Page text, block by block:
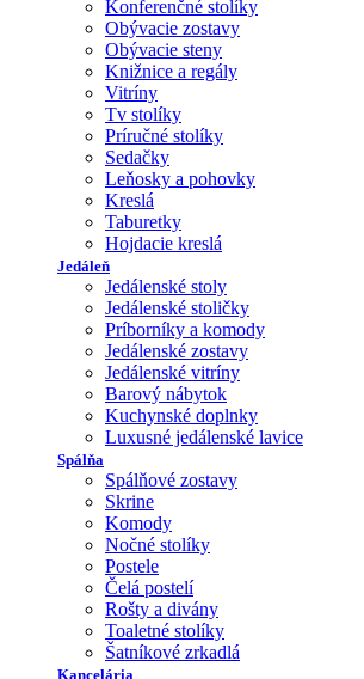
Konferenčné stolíky
Obývacie zostavy
Obývacie steny
Knižnice a regály
Vitríny
Tv stolíky
Príručné stolíky
Sedačky
Leňosky a pohovky
Kreslá
Taburetky
Hojdacie kreslá
Jedáleň
Jedálenské stoly
Jedálenské stoličky
Príborníky a komody
Jedálenské zostavy
Jedálenské vitríny
Barový nábytok
Kuchynské doplnky
Luxusné jedálenské lavice
Spálňa
Spálňové zostavy
Skrine
Komody
Nočné stolíky
Postele
Čelá postelí
Rošty a divány
Toaletné stolíky
Šatníkové zrkadlá
Kancelária